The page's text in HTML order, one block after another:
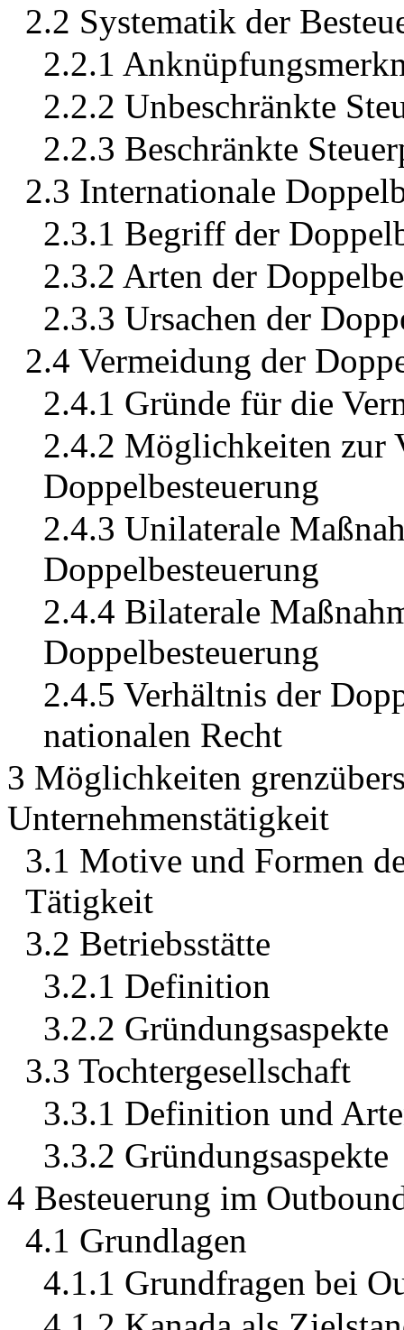
2.2 Systematik der
2.2.1
2.2.2 Unbeschränkte
2.2.3 Beschränkte
2.3 Internationale
2.3.1 Begriff der
2.3.2 Arten der
2.3.3 Ursachen der
2.4 Vermeidung der
2.4.1 Gründe für die
2.4.2 Möglichkeiten zur
Doppelbesteuerung
2.4.3 Unilaterale
Doppelbesteuerung
2.4.4 Bilaterale
Doppelbesteuerung
2.4.5 Verhältnis der
nationalen Recht
3 Möglichkeiten
Unternehmenstätigkeit
3.1 Motive und Formen
Tätigkeit
3.2 Betriebsstätte
3.2.1 Definition
3.2.2 Gründungsaspekte
3.3 Tochtergesellschaft
3.3.1 Definition und
3.3.2 Gründungsaspekte
4 Besteuerung im
4.1 Grundlagen
4.1.1 Grundfragen bei